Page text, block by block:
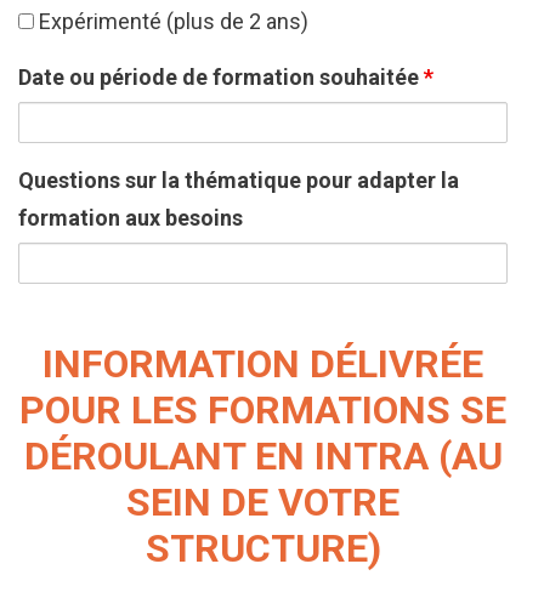
Expérimenté (plus de 2 ans)
Date ou période de formation souhaitée*
Questions sur la thématique pour adapter la
formation aux besoins
INFORMATION DÉLIVRÉE
POUR LES FORMATIONS SE
DÉROULANT EN INTRA (AU
SEIN DE VOTRE
STRUCTURE)